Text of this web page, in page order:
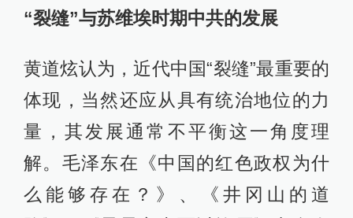
“裂缝”与苏维埃时期中共的发展
黄道炫认为，近代中国“裂缝”最重要的
体现，当然还应从具有统治地位的力
量，其发展通常不平衡这一角度理
解。毛泽东在《中国的红色政权为什
么能够存在？》、《井冈山的道